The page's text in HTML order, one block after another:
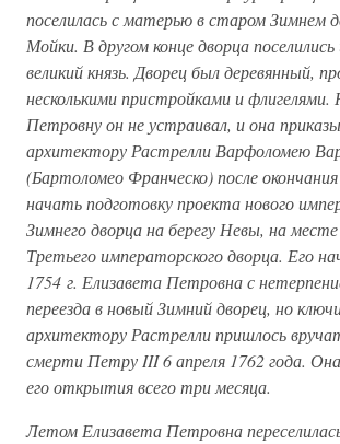
поселилась с матерью в старом Зимнем
Мойки. В другом конце дворца
великий князь. Дворец был деревянный,
несколькими пристройками и
Петровну он не устраивал, и она
архитектору Растрелли Варфоломею
(Бартоломео Франческо) после
начать подготовку проекта нового
Зимнего дворца на берегу Невы, на
Третьего императорского дворца. Его
1754 г. Елизавета Петровна с
переезда в новый Зимний дворец, но
архитектору Растрелли пришлось
смерти Петру III 6 апреля 1762 года.
его открытия всего три месяца.
Летом Елизавета Петровна